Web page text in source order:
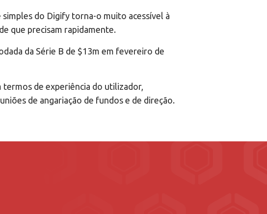
do Digify torna-o muito acessível à
que precisam rapidamente.
da Série B de $13m em fevereiro de
de experiência do utilizador,
de angariação de fundos e de direção.